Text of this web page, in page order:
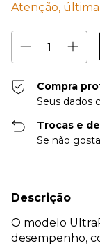
Atenção,
Compra
Seus dados
Trocas e
Se não
Descrição
O modelo
desempenho,